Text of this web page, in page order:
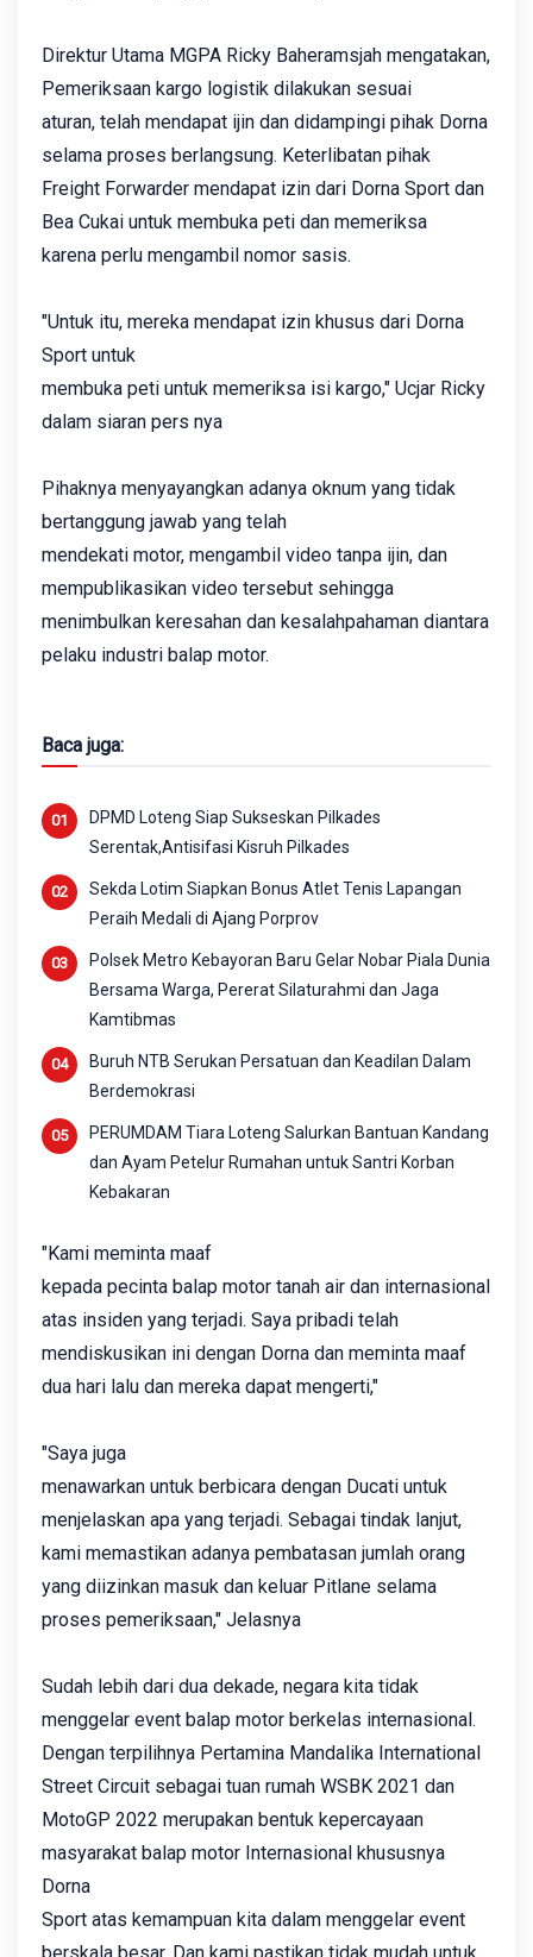
Direktur Utama MGPA Ricky Baheramsjah mengatakan,
Pemeriksaan kargo logistik dilakukan sesuai
aturan, telah mendapat ijin dan didampingi pihak Dorna
selama proses berlangsung. Keterlibatan pihak
Freight Forwarder mendapat izin dari Dorna Sport dan
Bea Cukai untuk membuka peti dan memeriksa
karena perlu mengambil nomor sasis.
"Untuk itu, mereka mendapat izin khusus dari Dorna
Sport untuk
membuka peti untuk memeriksa isi kargo," Ucjar Ricky
dalam siaran pers nya
Pihaknya menyayangkan adanya oknum yang tidak
bertanggung jawab yang telah
mendekati motor, mengambil video tanpa ijin, dan
mempublikasikan video tersebut sehingga
menimbulkan keresahan dan kesalahpahaman diantara
pelaku industri balap motor.
Baca juga:
DPMD Loteng Siap Sukseskan Pilkades
Serentak,Antisifasi Kisruh Pilkades
Sekda Lotim Siapkan Bonus Atlet Tenis Lapangan
Peraih Medali di Ajang Porprov
Polsek Metro Kebayoran Baru Gelar Nobar Piala Dunia
Bersama Warga, Pererat Silaturahmi dan Jaga
Kamtibmas
Buruh NTB Serukan Persatuan dan Keadilan Dalam
Berdemokrasi
PERUMDAM Tiara Loteng Salurkan Bantuan Kandang
dan Ayam Petelur Rumahan untuk Santri Korban
Kebakaran
"Kami meminta maaf
kepada pecinta balap motor tanah air dan internasional
atas insiden yang terjadi. Saya pribadi telah
mendiskusikan ini dengan Dorna dan meminta maaf
dua hari lalu dan mereka dapat mengerti,"
"Saya juga
menawarkan untuk berbicara dengan Ducati untuk
menjelaskan apa yang terjadi. Sebagai tindak lanjut,
kami memastikan adanya pembatasan jumlah orang
yang diizinkan masuk dan keluar Pitlane selama
proses pemeriksaan," Jelasnya
Sudah lebih dari dua dekade, negara kita tidak
menggelar event balap motor berkelas internasional.
Dengan terpilihnya Pertamina Mandalika International
Street Circuit sebagai tuan rumah WSBK 2021 dan
MotoGP 2022 merupakan bentuk kepercayaan
masyarakat balap motor Internasional khususnya
Dorna
Sport atas kemampuan kita dalam menggelar event
berskala besar. Dan kami pastikan tidak mudah untuk